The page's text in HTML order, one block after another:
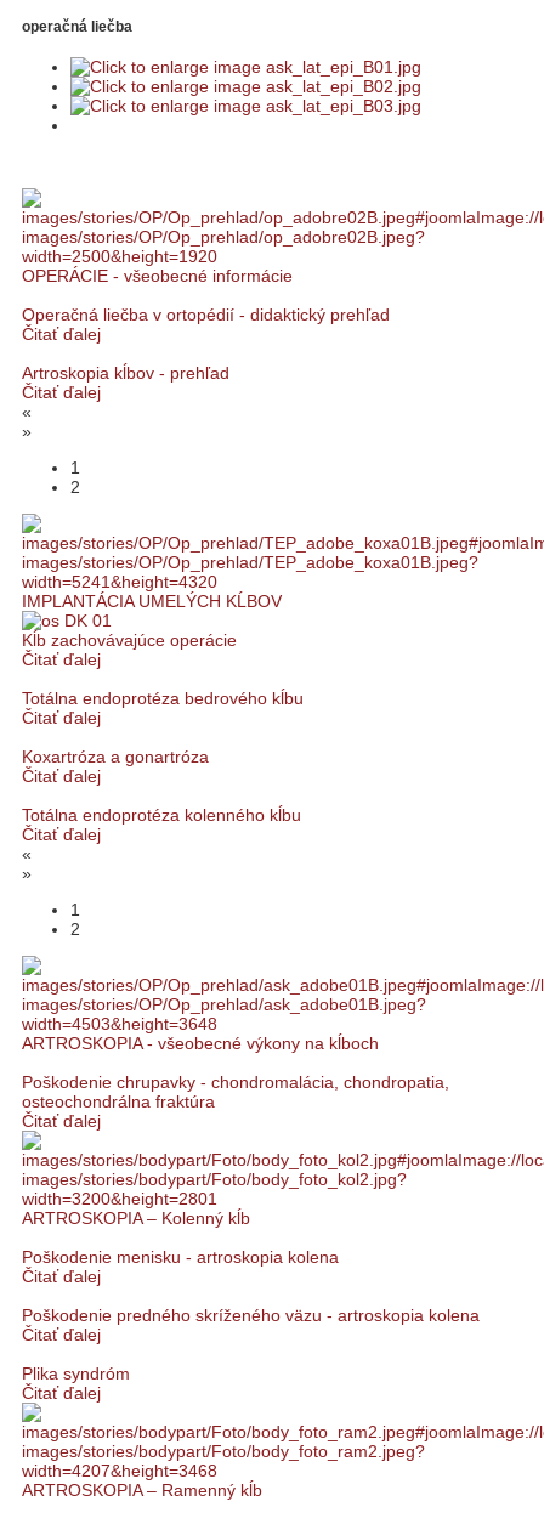
operačná liečba
OPERÁCIE - všeobecné informácie
Operačná liečba v ortopédií - didaktický prehľad
Čitať ďalej
Artroskopia kĺbov - prehľad
Čitať ďalej
«
»
1
2
IMPLANTÁCIA UMELÝCH KĹBOV
Kĺb zachovávajúce operácie
Čitať ďalej
Totálna endoprotéza bedrového kĺbu
Čitať ďalej
Koxartróza a gonartróza
Čitať ďalej
Totálna endoprotéza kolenného kĺbu
Čitať ďalej
«
»
1
2
ARTROSKOPIA - všeobecné výkony na kĺboch
Poškodenie chrupavky - chondromalácia, chondropatia,
osteochondrálna fraktúra
Čitať ďalej
ARTROSKOPIA – Kolenný kĺb
Poškodenie menisku - artroskopia kolena
Čitať ďalej
Poškodenie predného skríženého väzu - artroskopia kolena
Čitať ďalej
Plika syndróm
Čitať ďalej
ARTROSKOPIA – Ramenný kĺb